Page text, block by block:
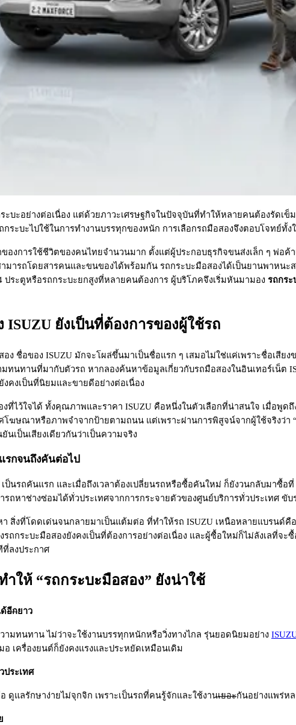
ะบะอย่างต่อเนื่อง แต่ด้วยภาวะเศรษฐกิจในปัจจุบันที่ทำให้หลายคนต้องรัดเ
ระบะไปใช้ในการทำงานบรรทุกของหนัก การเลือกรถมือสองจึงตอบโจทย์ทั้
องการใช้ชีวิตของคนไทยจำนวนมาก ตั้งแต่ผู้ประกอบธุรกิจขนส่งเล็ก ๆ พ่อ
มารถโดยสารคนและขนของได้พร้อมกัน รถกระบะมือสองได้เป็นยานพาหน
ประตูหรือรถกระบะยกสูงที่หลายคนต้องการ ผู้บริโภคจึงเริ่มหันมามอง รถกระ
ยังเป็นที่ต้องการของผู้ใช้รถ
ชื่อของ ISUZU มักจะโผล่ขึ้นมาเป็นชื่อแรก ๆ เสมอไม่ใช่แค่เพราะชื่อเสีย
ทนทานที่มากับตัวรถ หากลองค้นหาข้อมูลเกี่ยวกับรถมือสองในอินเทอร์เน็ต
งคงเป็นที่นิยมและขายดีอย่างต่อเนื่อง
ที่ไว้ใจได้ ทั้งคุณภาพและราคา ISUZU คือหนึ่งในตัวเลือกที่น่าสนใจ เมื่อพู
ฆษณาหรือภาพจำจากป้ายตามถนน แต่เพราะผ่านการพิสูจน์จากผู้ใช้จริงว่า
นเป็นเสียงเดียวกันว่าเป็นความจริง
รกจนถึงคันต่อไป
ป็นรถคันแรก และเมื่อถึงเวลาต้องเปลี่ยนรถหรือซื้อคันใหม่ ก็ยังวนกลับมา
ถหาช่างซ่อมได้ทั่วประเทศจากการกระจายตัวของศูนย์บริการทั่วประเทศ ขั
สิ่งที่โดดเด่นจนกลายมาเป็นแต้มต่อ ที่ทำให้รถ ISUZU เหนือหลายแบรนด์คื
ถกระบะมือสองยังคงเป็นที่ต้องการอย่างต่อเนื่อง และผู้ซื้อใหม่ก็ไม่ลังเลที่จะ
ลงประกาศ
ให้ “รถกระบะมือสอง” ยังน่าใช้
อีกยาว
วามทนทาน ไม่ว่าจะใช้งานบรรทุกหนักหรือวิ่งทางไกล รุ่นยอดนิยมอย่าง
เครื่องยนต์ก็ยังคงแรงและประหยัดเหมือนเดิม
ประเทศ
ดูแลรักษาง่ายไม่จุกจิก เพราะเป็นรถที่คนรู้จักและใช้งานเยอะกันอย่างแพร่ห